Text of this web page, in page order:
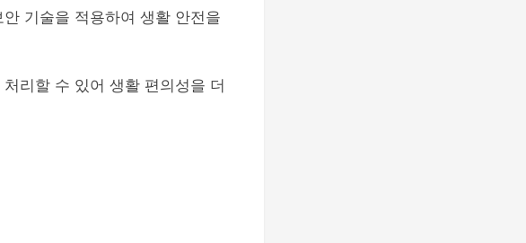
기술을 적용하여 생활 안전을
리할 수 있어 생활 편의성을 더